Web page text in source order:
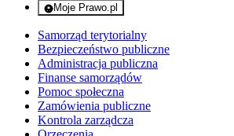
Moje Prawo.pl
- rejestracja i logowanie do serwisu
Samorząd terytorialny
Bezpieczeństwo publiczne
Administracja publiczna
Finanse samorządów
Pomoc społeczna
Zamówienia publiczne
Kontrola zarządcza